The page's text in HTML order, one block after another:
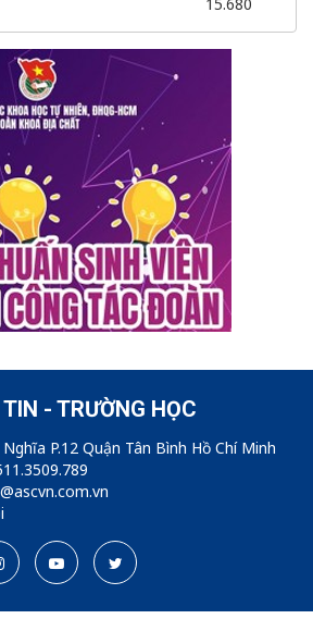
15.680
- TRƯỜNG HỌC
P.12 Quận Tân Bình Hồ Chí Minh